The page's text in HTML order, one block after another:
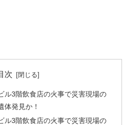
次
ル3階飲食店の火事で災害現場の
体発見か！
ル3階飲食店の火事で災害現場の